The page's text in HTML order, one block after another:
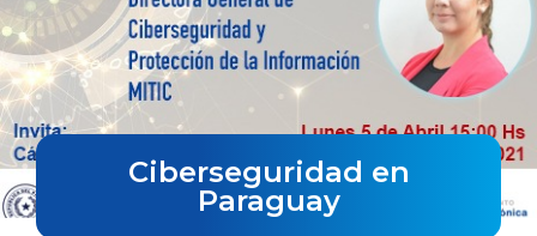
Ciberseguridad en
Paraguay